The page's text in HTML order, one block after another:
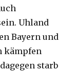
Uhland
Bayern und
kämpfen
starb